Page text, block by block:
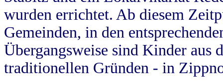
wurden errichtet. Ab diesem
Gemeinden, in den
Übergangsweise sind Kinder aus
traditionellen Gründen - in